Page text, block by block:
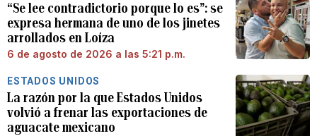
“Se lee contradictorio porque lo es”: se
expresa hermana de uno de los jinetes
arrollados en Loíza
6 de agosto de 2026 a las 5:21 p.m.
ESTADOS UNIDOS
La razón por la que Estados Unidos
volvió a frenar las exportaciones de
aguacate mexicano